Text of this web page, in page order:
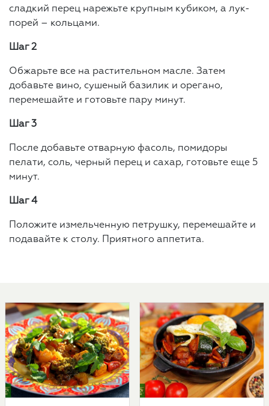
сладкий перец нарежьте крупным кубиком, а лук-
порей – кольцами.
Шаг 2
Обжарьте все на растительном масле. Затем
добавьте вино, сушеный базилик и орегано,
перемешайте и готовьте пару минут.
Шаг 3
После добавьте отварную фасоль, помидоры
пелати, соль, черный перец и сахар, готовьте еще 5
минут.
Шаг 4
Положите измельченную петрушку, перемешайте и
подавайте к столу. Приятного аппетита.